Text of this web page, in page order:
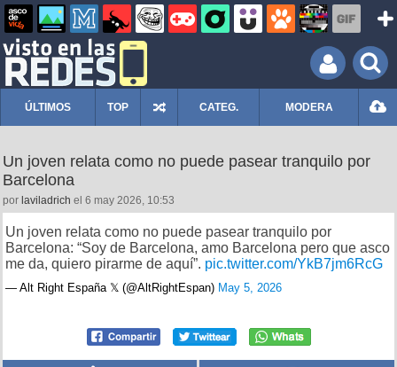
ÚLTIMOS TOP CATEG. MODERA
Un joven relata como no puede pasear tranquilo por
Barcelona
por laviladrich el 6 may 2026, 10:53
Un joven relata como no puede pasear tranquilo por
Barcelona: “Soy de Barcelona, amo Barcelona pero que asco
me da, quiero pirarme de aquí”. pic.twitter.com/YkB7jm6RcG
— Alt Right España 𝕏 (@AltRightEspan) May 5, 2026